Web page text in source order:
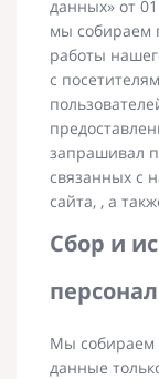
данных» от
мы собираем
работы
с
запрашивал
связанных с
сайта, , а
Сбор и
Мы собираем
данные